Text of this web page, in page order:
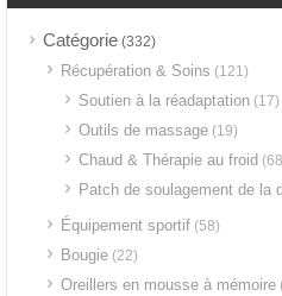
Catégorie (332)
Récupération & Soins (121)
Soutien à la réadaptation (17)
Outils de massage (19)
Chaud & Thérapie au froid
Patch de soulagement de la
Équipement sportif (58)
Bougie (22)
Oreillers en mousse à mémoire